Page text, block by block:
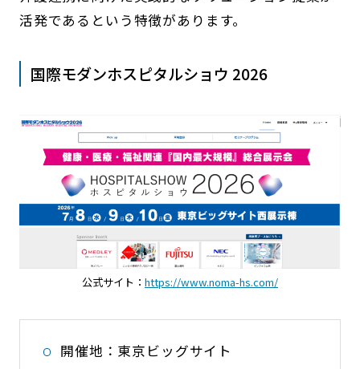
活発であるという特徴があります。
国際モダンホスピタルショウ 2026
公式サイト： https://www.noma-hs.com/
開催地：東京ビッグサイト